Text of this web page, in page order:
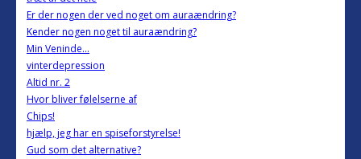
Er der nogen der ved noget om auraændring?
Kender nogen noget til auraændring?
Min Veninde...
vinterdepression
Altid nr. 2
Hvor bliver følelserne af
Chips!
hjælp, jeg har en spiseforstyrelse!
Gud som det alternative?